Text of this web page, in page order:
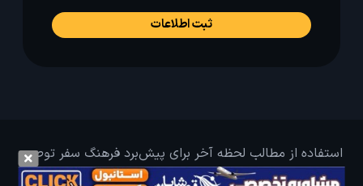
استفاده از مطالب لحظه آخر برای پیش‌برد فرهنگ سفر توصیه
می‌شود. 1403-1391@